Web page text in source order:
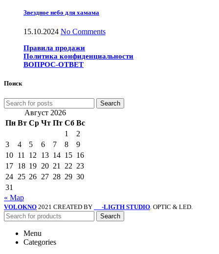
Звездное небо для хамама
15.10.2024 No Comments
Правила продажи
Политика конфиденциальности
ВОПРОС-ОТВЕТ
Поиск
Search
Август 2026
Пн Вт Ср Чт Пт Сб Вс
1
2
3
4 5 6 7 8
9
10 11 12 13 14 15 16
17 18 19 20 21 22 23
24 25 26 27 28 29 30
31
« Мар
VOLOKNO 2021 CREATED BY -LIGTH STUDIO. OPTIC & LED.
Search
Menu
Categories